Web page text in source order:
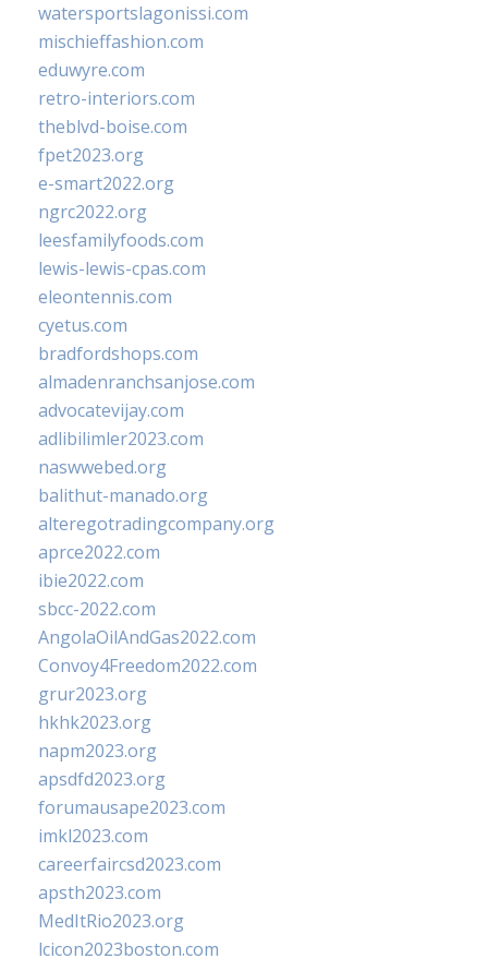
watersportslagonissi.com
mischieffashion.com
eduwyre.com
retro-interiors.com
theblvd-boise.com
fpet2023.org
e-smart2022.org
ngrc2022.org
leesfamilyfoods.com
lewis-lewis-cpas.com
eleontennis.com
cyetus.com
bradfordshops.com
almadenranchsanjose.com
advocatevijay.com
adlibilimler2023.com
naswwebed.org
balithut-manado.org
alteregotradingcompany.org
aprce2022.com
ibie2022.com
sbcc-2022.com
AngolaOilAndGas2022.com
Convoy4Freedom2022.com
grur2023.org
hkhk2023.org
napm2023.org
apsdfd2023.org
forumausape2023.com
imkl2023.com
careerfaircsd2023.com
apsth2023.com
MedItRio2023.org
lcicon2023boston.com